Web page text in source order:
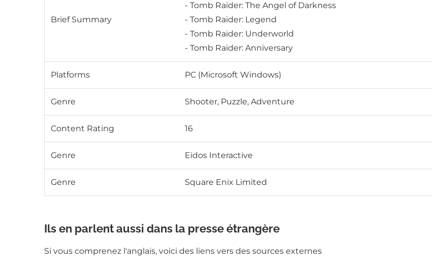
Brief Summary
- Tomb Raider: The Angel of Darkness
- Tomb Raider: Legend
- Tomb Raider: Underworld
- Tomb Raider: Anniversary
Platforms PC (Microsoft Windows)
Genre Shooter, Puzzle, Adventure
Content Rating 16
Genre Eidos Interactive
Genre Square Enix Limited
Ils en parlent aussi dans la presse étrangère
Si vous comprenez l'anglais, voici des liens vers des sources externes